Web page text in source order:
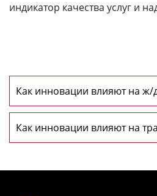
индикатор качества услуг и
Как инновации влияют на ж/
Москва?
Как инновации влияют на
Москва?